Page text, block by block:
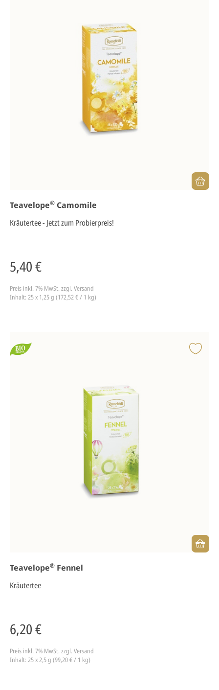
Teavelope® Camomile
Kräutertee - Jetzt zum Probierpreis!
5,40 €
Preis inkl. 7% MwSt. zzgl. Versand
Inhalt: 25 x 1,25 g (172,52 € / 1 kg)
Teavelope® Fennel
Kräutertee
6,20 €
Preis inkl. 7% MwSt. zzgl. Versand
Inhalt: 25 x 2,5 g (99,20 € / 1 kg)